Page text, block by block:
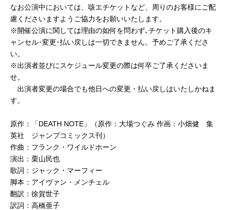
なお公演中においては、咳エチケットなど、周りのお客様にご配
慮くださいますようご協⼒をお願いいたします。
※開催公演に関しては理由の如何を問わず､チケット購入後のキ
ャンセル･変更･払い戻しは一切できません。予めご了承くださ
い。
※出演者並びにスケジュール変更の際は何卒ご了承くださいま
せ。
出演者変更の場合でも他日への変更・払い戻しはいたしかねま
す。
原作：「DEATH NOTE」（原作：大場つぐみ 作画：小畑健 集
英社 ジャンプコミックス刊）
作曲：フランク・ワイルドホーン
演出：栗山民也
歌詞：ジャック・マーフィー
脚本：アイヴァン・メンチェル
翻訳：徐賀世子
訳詞：高橋亜子